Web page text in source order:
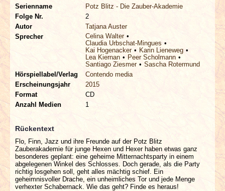
LINKS
Serienname
Potz Blitz - Die Zauber-Akademie
Folge Nr.
2
Autor
Tatjana Auster
Sprecher
Celina Walter
Claudia Urbschat-Mingues
Kai Hogenacker
Karin Lieneweg
Lea Kiernan
Peer Scholmann
Santiago Ziesmer
Sascha Rotermund
Hörspiellabel/Verlag
Contendo media
Erscheinungsjahr
2015
Format
CD
Anzahl Medien
1
Rückentext
Flo, Finn, Jazz und ihre Freunde auf der Potz Blitz
Zauberakademie für junge Hexen und Hexer haben etwas ganz
besonderes geplant: eine geheime Mitternachtsparty in einem
abgelegenen Winkel des Schlosses. Doch gerade, als die Party
richtig losgehen soll, geht alles mächtig schief. Ein
geheimnisvoller Drache, ein unheimliches Tor und jede Menge
verhexter Schabernack. Wie das geht? Finde es heraus!